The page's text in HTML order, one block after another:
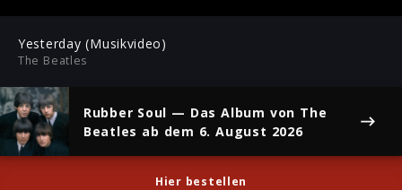
Play Mute
Yesterday (Musikvideo)
The Beatles
Rubber Soul — Das Album von The
Beatles ab dem 6. August 2026
Hier bestellen